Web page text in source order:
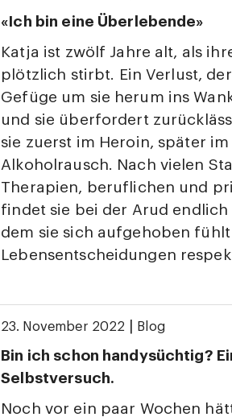
«Ich bin eine Überlebende»
Katja ist zwölf Jahre alt, als
plötzlich stirbt. Ein Verlust,
Gefüge um sie herum ins
und sie überfordert
sie zuerst im Heroin, später im
Alkoholrausch. Nach vielen
Therapien, beruflichen und
findet sie bei der Arud endlich
dem sie sich aufgehoben
Lebensentscheidungen
23. November 2022 Blog
Bin ich schon handysüchtig?
Selbstversuch.
Noch vor ein paar Wochen